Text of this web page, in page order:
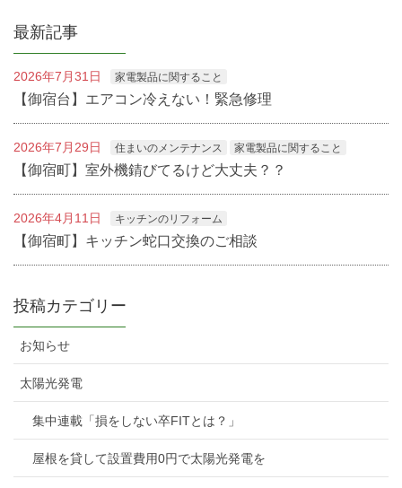
最新記事
2026年7月31日 家電製品に関すること
【御宿台】エアコン冷えない！緊急修理
2026年7月29日 住まいのメンテナンス 家電製品に関すること
【御宿町】室外機錆びてるけど大丈夫？？
2026年4月11日 キッチンのリフォーム
【御宿町】キッチン蛇口交換のご相談
投稿カテゴリー
お知らせ
太陽光発電
集中連載「損をしない卒FITとは？」
屋根を貸して設置費用0円で太陽光発電を